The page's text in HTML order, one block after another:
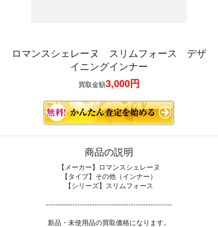
ロマンスシェレーヌ スリムフォース デザ
イニングインナー
買取金額3,000円
商品の説明
【メーカー】ロマンスシェレーヌ
【タイプ】その他（インナー）
【シリーズ】スリムフォース
----------------------------------------------------
新品・未使用品の買取価格になります。